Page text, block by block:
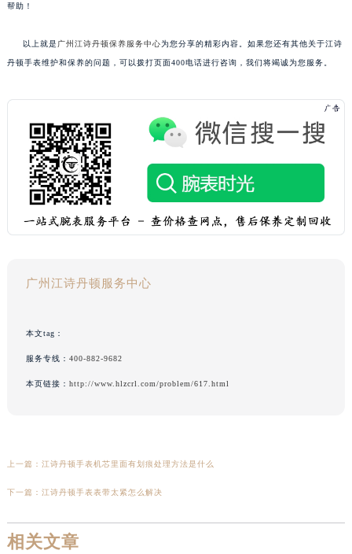
帮助！
以上就是 广州江诗丹顿保养服务中心为您分享的精彩内容。如果您还有其他关于江诗
丹顿手表维护和保养的问题，可以拨打页面400电话进行咨询，我们将竭诚为您服务。
广州江诗丹顿服务中心
本文tag：
服务专线： 400-882-9682
本页链接： http://www.hlzcrl.com/problem/617.html
上一篇： 江诗丹顿手表机芯里面有划痕处理方法是什么
下一篇： 江诗丹顿手表表带太紧怎么解决
相关文章